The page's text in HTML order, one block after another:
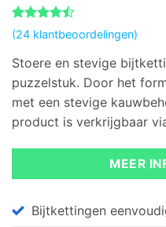
Gewaardeerd
4.46
op 5
gebaseerd
op
24
klant
waarderingen
(24 klantbeoordelingen)
Stoere en stevige
puzzelstuk. Door het
met een stevige
product is verkrijgbaar
MEER
Bijtkettingen